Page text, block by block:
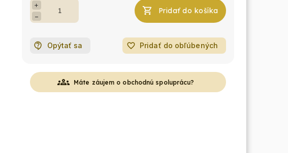
+
−
Pridať do košíka
Opýtať sa favorite_border Pridať do obľúbených
groups Máte záujem o obchodnú spoluprácu?